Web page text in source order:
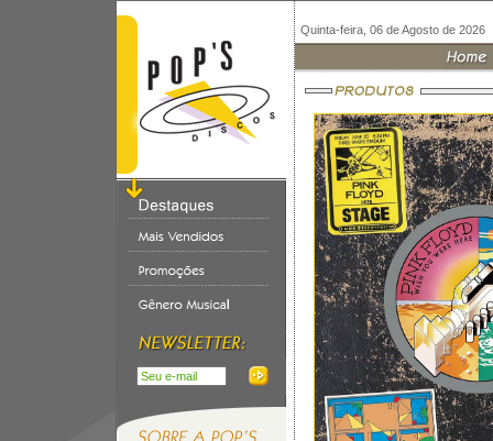
Quinta-feira, 06 de Agosto de 2026